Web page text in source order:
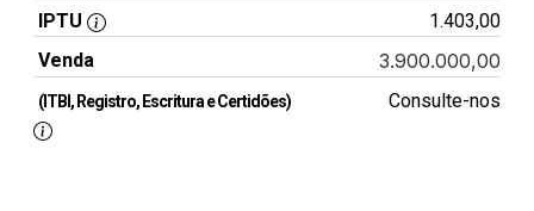
IPTU
1.403,00
Venda
3.900.000,00
(ITBI, Registro, Escritura e Certidões) Consulte-nos